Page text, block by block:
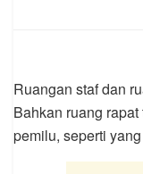
Ruangan staf dan
Bahkan ruang
pemilu, seperti